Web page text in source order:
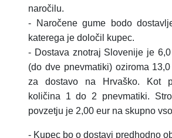
naročilu.
- Naročene gume bodo
katerega je določil kupec.
- Dostava znotraj Slovenije je
(do dve pnevmatiki) oziroma
za dostavo na Hrvaško.
Kot
količina 1 do 2 pnevmatiki.
povzetju je 2,00 eur na skupno
- Kupec bo o dostavi predhodno